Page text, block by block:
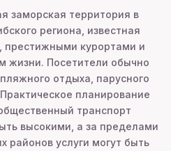
заморская территория в
региона, известная
курортами и
жизни. Посетители обычно
отдыха, парусного
планирование
транспорт
высокими, а за пределами
районов услуги могут быть